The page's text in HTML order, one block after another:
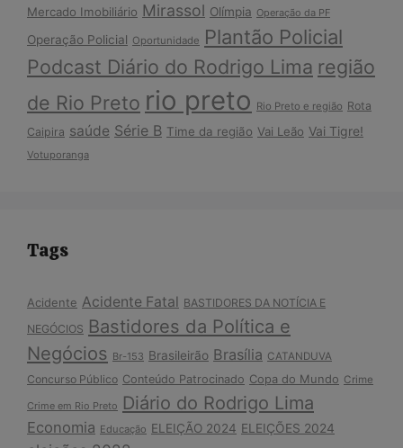
Mercado Imobiliário Mirassol Olímpia Operação da PF
Operação Policial Oportunidade Plantão Policial
Podcast Diário do Rodrigo Lima região
de Rio Preto rio preto Rio Preto e região Rota
Caipira saúde Série B Time da região Vai Leão Vai Tigre!
Votuporanga
Tags
Acidente Acidente Fatal BASTIDORES DA NOTÍCIA E
NEGÓCIOS Bastidores da Política e
Negócios Br-153 Brasileirão Brasília CATANDUVA
Concurso Público Conteúdo Patrocinado Copa do Mundo Crime
Crime em Rio Preto Diário do Rodrigo Lima
Economia Educação ELEIÇÃO 2024 ELEIÇÕES 2024